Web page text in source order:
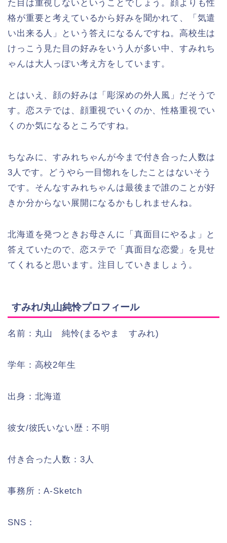
た目は重視しないということでしょう。顔よりも性
格が重要と考えているから好みを聞かれて、「気遣
い出来る人」という答えになるんですね。高校生は
けっこう見た目の好みをいう人が多い中、すみれち
ゃんは大人っぽい考え方をしています。
とはいえ、顔の好みは「彫深めの外人風」だそうで
す。恋ステでは、顔重視でいくのか、性格重視でい
くのか気になるところですね。
ちなみに、すみれちゃんが今まで付き合った人数は
3人です。どうやら一目惚れをしたことはないそう
です。そんなすみれちゃんは最後まで誰のことが好
きか分からない展開になるかもしれませんね。
北海道を発つときお母さんに「真面目にやるよ」と
答えていたので、恋ステで「真面目な恋愛」を見せ
てくれると思います。注目していきましょう。
すみれ/丸山純怜プロフィール
名前：丸山 純怜(まるやま すみれ)
学年：高校2年生
出身：北海道
彼女/彼氏いない歴：不明
付き合った人数：3人
事務所：A-Sketch
SNS：